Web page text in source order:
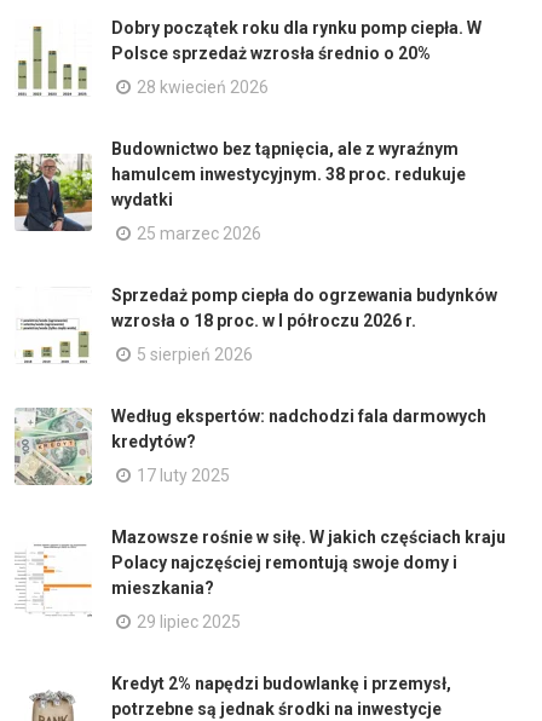
Dobry początek roku dla rynku pomp ciepła. W
Polsce sprzedaż wzrosła średnio o 20%
28 kwiecień 2026
Budownictwo bez tąpnięcia, ale z wyraźnym
hamulcem inwestycyjnym. 38 proc. redukuje
wydatki
25 marzec 2026
Sprzedaż pomp ciepła do ogrzewania budynków
wzrosła o 18 proc. w I półroczu 2026 r.
5 sierpień 2026
Według ekspertów: nadchodzi fala darmowych
kredytów?
17 luty 2025
Mazowsze rośnie w siłę. W jakich częściach kraju
Polacy najczęściej remontują swoje domy i
mieszkania?
29 lipiec 2025
Kredyt 2% napędzi budowlankę i przemysł,
potrzebne są jednak środki na inwestycje